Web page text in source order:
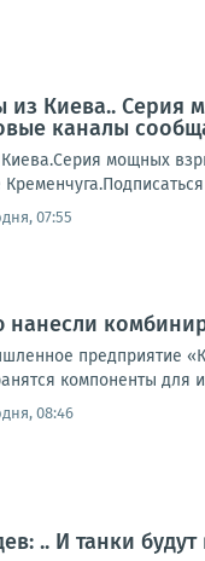
из Киева.. Серия
каналы
мощных
07:55
предприятие
компоненты для
08:46
.. И танки будут